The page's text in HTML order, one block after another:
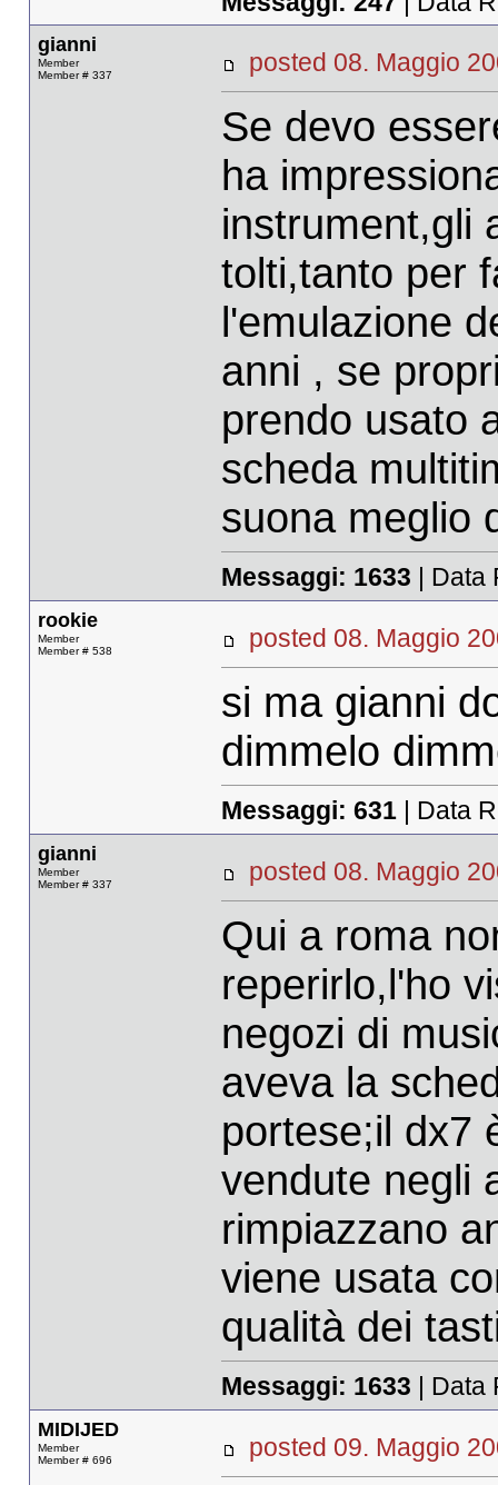
gianni
Member
Member # 337
posted 08. Maggio
Se devo
ha
instrument,gli
tolti,tanto per
l'emulazione
anni , se
prendo usato
scheda
suona meglio
Messaggi: 1633 | Data
rookie
Member
Member # 538
posted 08. Maggio
si ma gianni
dimmelo
Messaggi: 631| Data
gianni
Member
Member # 337
posted 08. Maggio
Qui a roma
reperirlo,l'ho
negozi di
aveva la
portese;il dx7
vendute negli
rimpiazzano
viene usata
qualità dei
Messaggi: 1633 | Data
MIDIJED
Member
Member # 696
posted 09. Maggio